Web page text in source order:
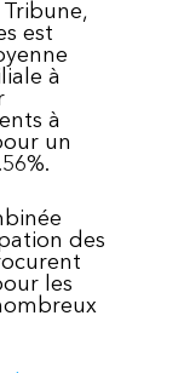
est
à
à
un
des
les